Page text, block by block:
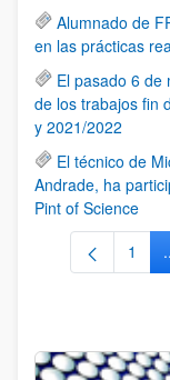
Alumnado de
en las prácticas
El pasado 6 de
de los trabajos fin
y 2021/2022
El técnico de
Andrade, ha
Pint of Science
1